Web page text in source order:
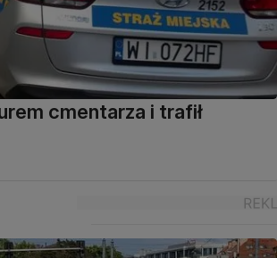
cmentarza i trafił